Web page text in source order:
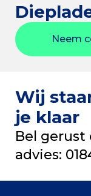
Neem
Wij
je klaar
Bel gerust
advies: